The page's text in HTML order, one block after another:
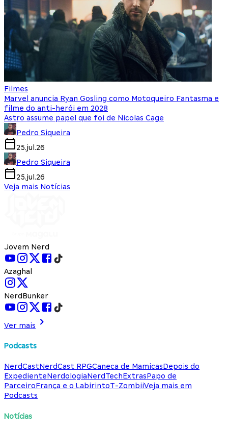
Filmes
Marvel anuncia Ryan Gosling como Motoqueiro Fantasma e
filme do anti-herói em 2028
Astro assume papel que foi de Nicolas Cage
Pedro Siqueira
25.jul.26
Pedro Siqueira
25.jul.26
Veja mais Notícias
Jovem Nerd
Azaghal
NerdBunker
Ver mais
Podcasts
NerdCastNerdCast RPGCaneca de MamicasDepois do
ExpedienteNerdologiaNerdTechExtrasPapo de
ParceiroFrança e o LabirintoT-ZombiiVeja mais em
Podcasts
Notícias